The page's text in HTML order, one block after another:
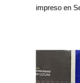
impreso en